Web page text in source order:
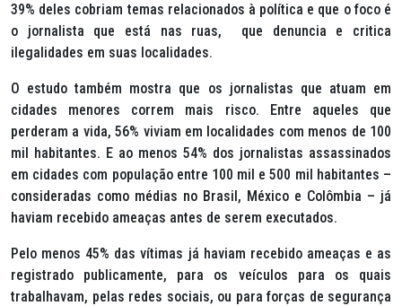
39% deles cobriam temas relacionados à política e que o foco é
o jornalista que está nas ruas, que denuncia e critica
ilegalidades em suas localidades.
O estudo também mostra que os jornalistas que atuam em
cidades menores correm mais risco. Entre aqueles que
perderam a vida, 56% viviam em localidades com menos de 100
mil habitantes. E ao menos 54% dos jornalistas assassinados
em cidades com população entre 100 mil e 500 mil habitantes –
consideradas como médias no Brasil, México e Colômbia – já
haviam recebido ameaças antes de serem executados.
Pelo menos 45% das vítimas já haviam recebido ameaças e as
registrado publicamente, para os veículos para os quais
trabalhavam, pelas redes sociais, ou para forças de segurança